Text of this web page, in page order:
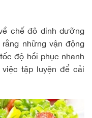
chế độ dinh dưỡng
những vận động
độ hồi phục nhanh
tập luyện để cải